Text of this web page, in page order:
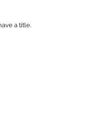
a title.